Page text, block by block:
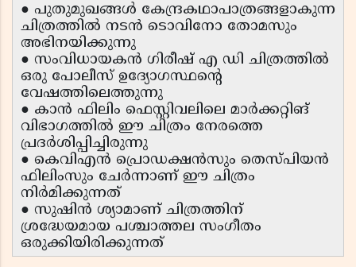
● പുതുമുഖങ്ങൾ കേന്ദ്രകഥാപാത്രങ്ങളാകുന്ന
ചിത്രത്തിൽ നടൻ ടൊവിനോ തോമസും
അഭിനയിക്കുന്നു
● സംവിധായകൻ ഗിരീഷ് എ ഡി ചിത്രത്തിൽ
ഒരു പോലീസ് ഉദ്യോഗസ്ഥന്റെ
വേഷത്തിലെത്തുന്നു
● കാൻ ഫിലിം ഫെസ്റ്റിവലിലെ മാർക്കറ്റിങ്
വിഭാഗത്തിൽ ഈ ചിത്രം നേരത്തെ
പ്രദർശിപ്പിച്ചിരുന്നു
● കെവിഎൻ പ്രൊഡക്ഷൻസും തെസ്പിയൻ
ഫിലിംസും ചേർന്നാണ് ഈ ചിത്രം
നിർമിക്കുന്നത്
● സുഷിൻ ശ്യാമാണ് ചിത്രത്തിന്
ശ്രദ്ധേയമായ പശ്ചാത്തല സംഗീതം
ഒരുക്കിയിരിക്കുന്നത്